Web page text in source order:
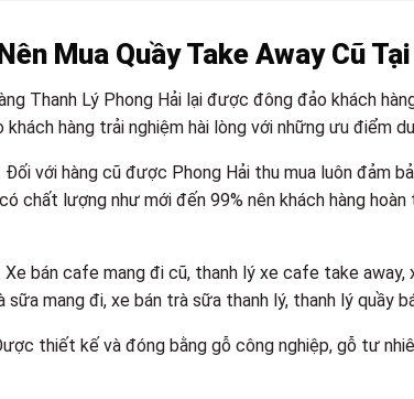
Mua Quầy Take Away Cũ
Thanh Lý Phong Hải lại được đông đảo khách
khách hàng trải nghiệm hài lòng với những ưu điểm
Đối với hàng cũ được Phong Hải thu mua luôn đảm
chất lượng như mới đến 99% nên khách hàng
Xe bán cafe mang đi cũ, thanh lý xe cafe take
sữa mang đi, xe bán trà sữa thanh lý, thanh lý quầy
thiết kế và đóng bằng gỗ công nghiệp, gỗ tư